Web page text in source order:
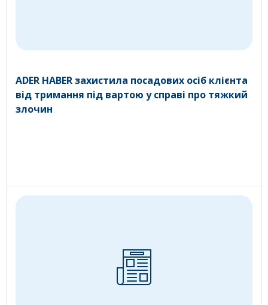
ADER HABER захистила посадових осіб клієнта
від тримання під вартою у справі про тяжкий
злочин